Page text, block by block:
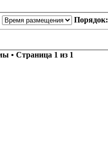
Порядок:
• Страница 1 из 1